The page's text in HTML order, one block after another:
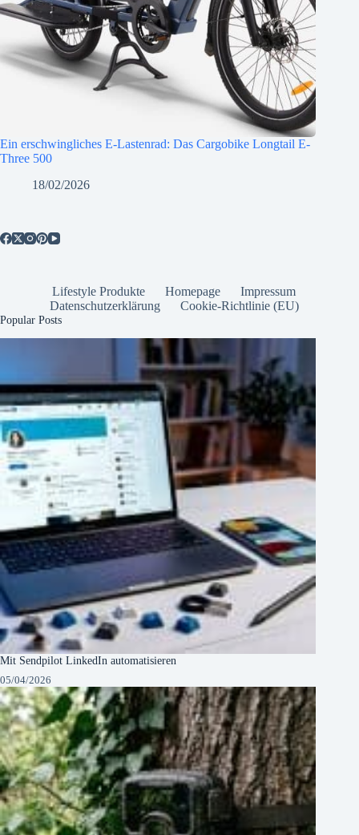
Ein erschwingliches E-Lastenrad: Das Cargobike Longtail E-
Three 500
18/02/2026
Lifestyle Produkte Homepage
Impressum
Datenschutzerklärung
Cookie-Richtlinie (EU)
Popular Posts
Mit Sendpilot LinkedIn automatisieren
05/04/2026